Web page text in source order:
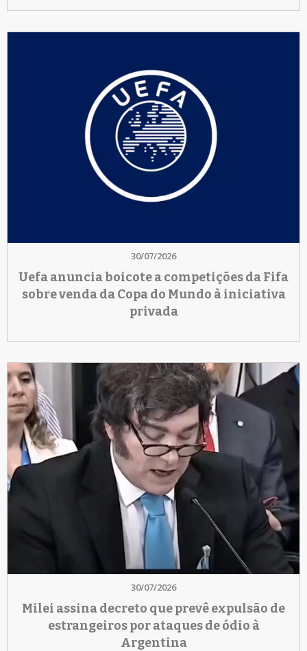
30/07/2026
Uefa anuncia boicote a competições da Fifa
sobre venda da Copa do Mundo à iniciativa
privada
30/07/2026
Milei assina decreto que prevê expulsão de
estrangeiros por ataques de ódio à
Argentina